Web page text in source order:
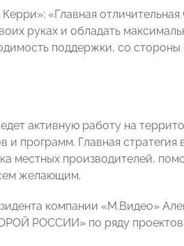
«Главная отличительная
руках и обладать
поддержки, со стороны
активную работу на
программ. Главная стратегия
местных производителей,
желающим.
компании «М.Видео»
РОССИИ» по ряду проектов.